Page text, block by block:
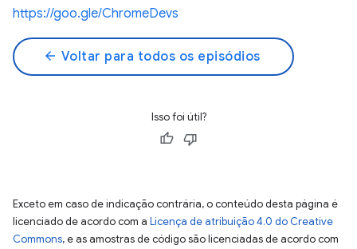
https://goo.gle/ChromeDevs
arrow_back Voltar para todos os episódios
Isso foi útil?
Exceto em caso de indicação contrária, o conteúdo desta página é
licenciado de acordo com a Licença de atribuição 4.0 do Creative
Commons, e as amostras de código são licenciadas de acordo com